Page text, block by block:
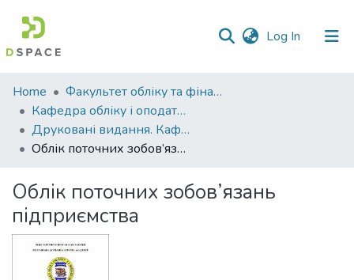
Log In (current)
Communities
&
Collections
Statistics
Home
Факультет обліку та фінансів
Кафедра обліку і оподаткування
Друковані видання. Кафедра обліку і оподаткування
Облік поточних зобов’язань підприємства
Облік поточних зобов’язань
підприємства